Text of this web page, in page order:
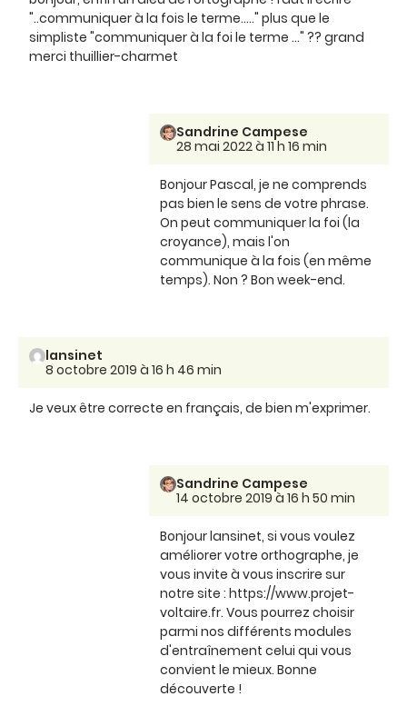
"..communiquer à la fois le terme....." plus que le
simpliste "communiquer à la foi le terme ..." ?? grand
merci thuillier-charmet
Sandrine Campese
28 mai 2022 à 11 h 16 min
Bonjour Pascal, je ne comprends
pas bien le sens de votre phrase.
On peut communiquer la foi (la
croyance), mais l'on
communique à la fois (en même
temps). Non ? Bon week-end.
lansinet
8 octobre 2019 à 16 h 46 min
Je veux être correcte en français, de bien m'exprimer.
Sandrine Campese
14 octobre 2019 à 16 h 50 min
Bonjour lansinet, si vous voulez
améliorer votre orthographe, je
vous invite à vous inscrire sur
notre site : https://www.projet-
voltaire.fr. Vous pourrez choisir
parmi nos différents modules
d'entraînement celui qui vous
convient le mieux. Bonne
découverte !